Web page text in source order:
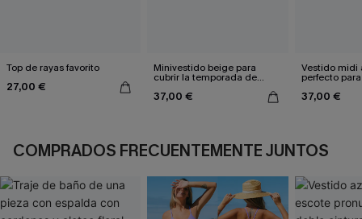
Top de rayas favorito
27,00 €
Minivestido beige para
cubrir la temporada de
37,00 €
Vestido midi
perfecto
clima
37,00 €
COMPRADOS FRECUENTEMENTE JUNTOS